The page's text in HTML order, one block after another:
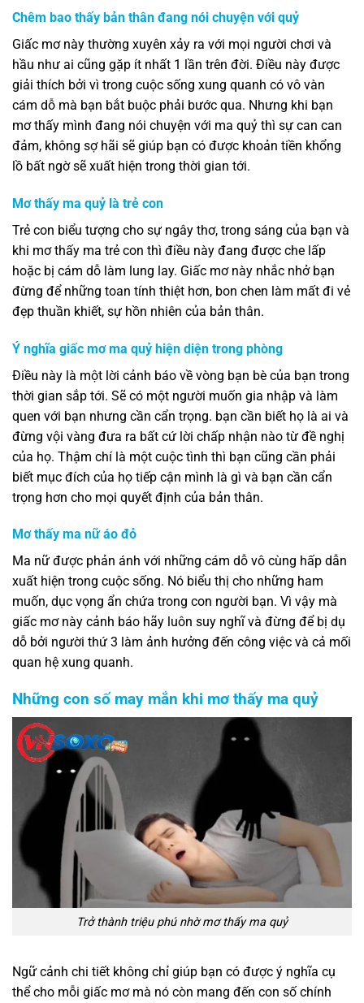
Chêm bao thấy bản thân đang nói chuyện với quỷ
Giấc mơ này thường xuyên xảy ra với mọi người chơi và
hầu như ai cũng gặp ít nhất 1 lần trên đời. Điều này được
giải thích bởi vì trong cuộc sống xung quanh có vô vàn
cám dỗ mà bạn bắt buộc phải bước qua. Nhưng khi bạn
mơ thấy mình đang nói chuyện với ma quỷ thì sự can can
đảm, không sợ hãi sẽ giúp bạn có được khoản tiền khổng
lồ bất ngờ sẽ xuất hiện trong thời gian tới.
Mơ thấy ma quỷ là trẻ con
Trẻ con biểu tượng cho sự ngây thơ, trong sáng của bạn và
khi mơ thấy ma trẻ con thì điều này đang được che lấp
hoặc bị cám dỗ làm lung lay. Giấc mơ này nhắc nhở bạn
đừng để những toan tính thiệt hơn, bon chen làm mất đi vẻ
đẹp thuần khiết, sự hồn nhiên của bản thân.
Ý nghĩa giấc mơ ma quỷ hiện diện trong phòng
Điều này là một lời cảnh báo về vòng bạn bè của bạn trong
thời gian sắp tới. Sẽ có một người muốn gia nhập và làm
quen với bạn nhưng cần cẩn trọng. bạn cần biết họ là ai và
đừng vội vàng đưa ra bất cứ lời chấp nhận nào từ đề nghị
của họ. Thậm chí là một cuộc tình thì bạn cũng cần phải
biết mục đích của họ tiếp cận mình là gì và bạn cần cẩn
trọng hơn cho mọi quyết định của bản thân.
Mơ thấy ma nữ áo đỏ
Ma nữ được phản ánh với những cám dỗ vô cùng hấp dẫn
xuất hiện trong cuộc sống. Nó biểu thị cho những ham
muốn, dục vọng ẩn chứa trong con người bạn. Vì vậy mà
giấc mơ này cảnh báo hãy luôn suy nghĩ và đừng để bị dụ
dỗ bởi người thứ 3 làm ảnh hưởng đến công việc và cả mối
quan hệ xung quanh.
Những con số may mắn khi mơ thấy ma quỷ
Trở thành triệu phú nhờ mơ thấy ma quỷ
Ngữ cảnh chi tiết không chỉ giúp bạn có được ý nghĩa cụ
thể cho mỗi giấc mơ mà nó còn mang đến con số chính